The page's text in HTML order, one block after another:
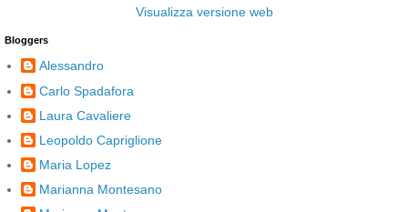
Visualizza versione web
Bloggers
Alessandro
Carlo Spadafora
Laura Cavaliere
Leopoldo Capriglione
Maria Lopez
Marianna Montesano